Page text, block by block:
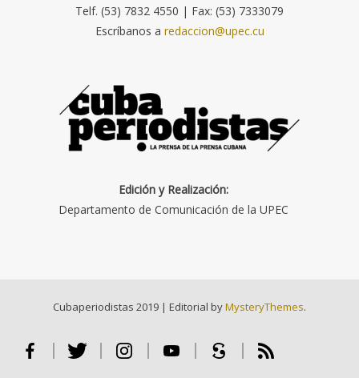
Telf. (53) 7832 4550 | Fax: (53) 7333079
Escríbanos a redaccion@upec.cu
Edición y Realización:
Departamento de Comunicación de la UPEC
Cubaperiodistas 2019 | Editorial byMysteryThemes.
Facebook Twitter Instagram Youtube Scribd RSS